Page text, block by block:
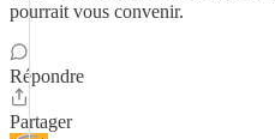
pourrait vous convenir.
Répondre
Partager